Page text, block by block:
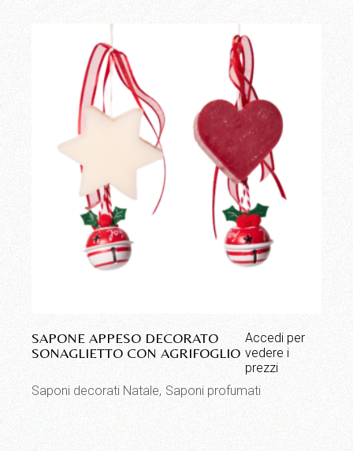
SAPONE APPESO DECORATO
SONAGLIETTO CON AGRIFOGLIO
Accedi per
vedere i
prezzi
Saponi decorati Natale Saponi profumati